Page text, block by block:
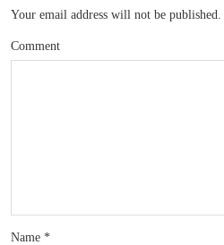
Your email address will not be published.
Comment
Name *